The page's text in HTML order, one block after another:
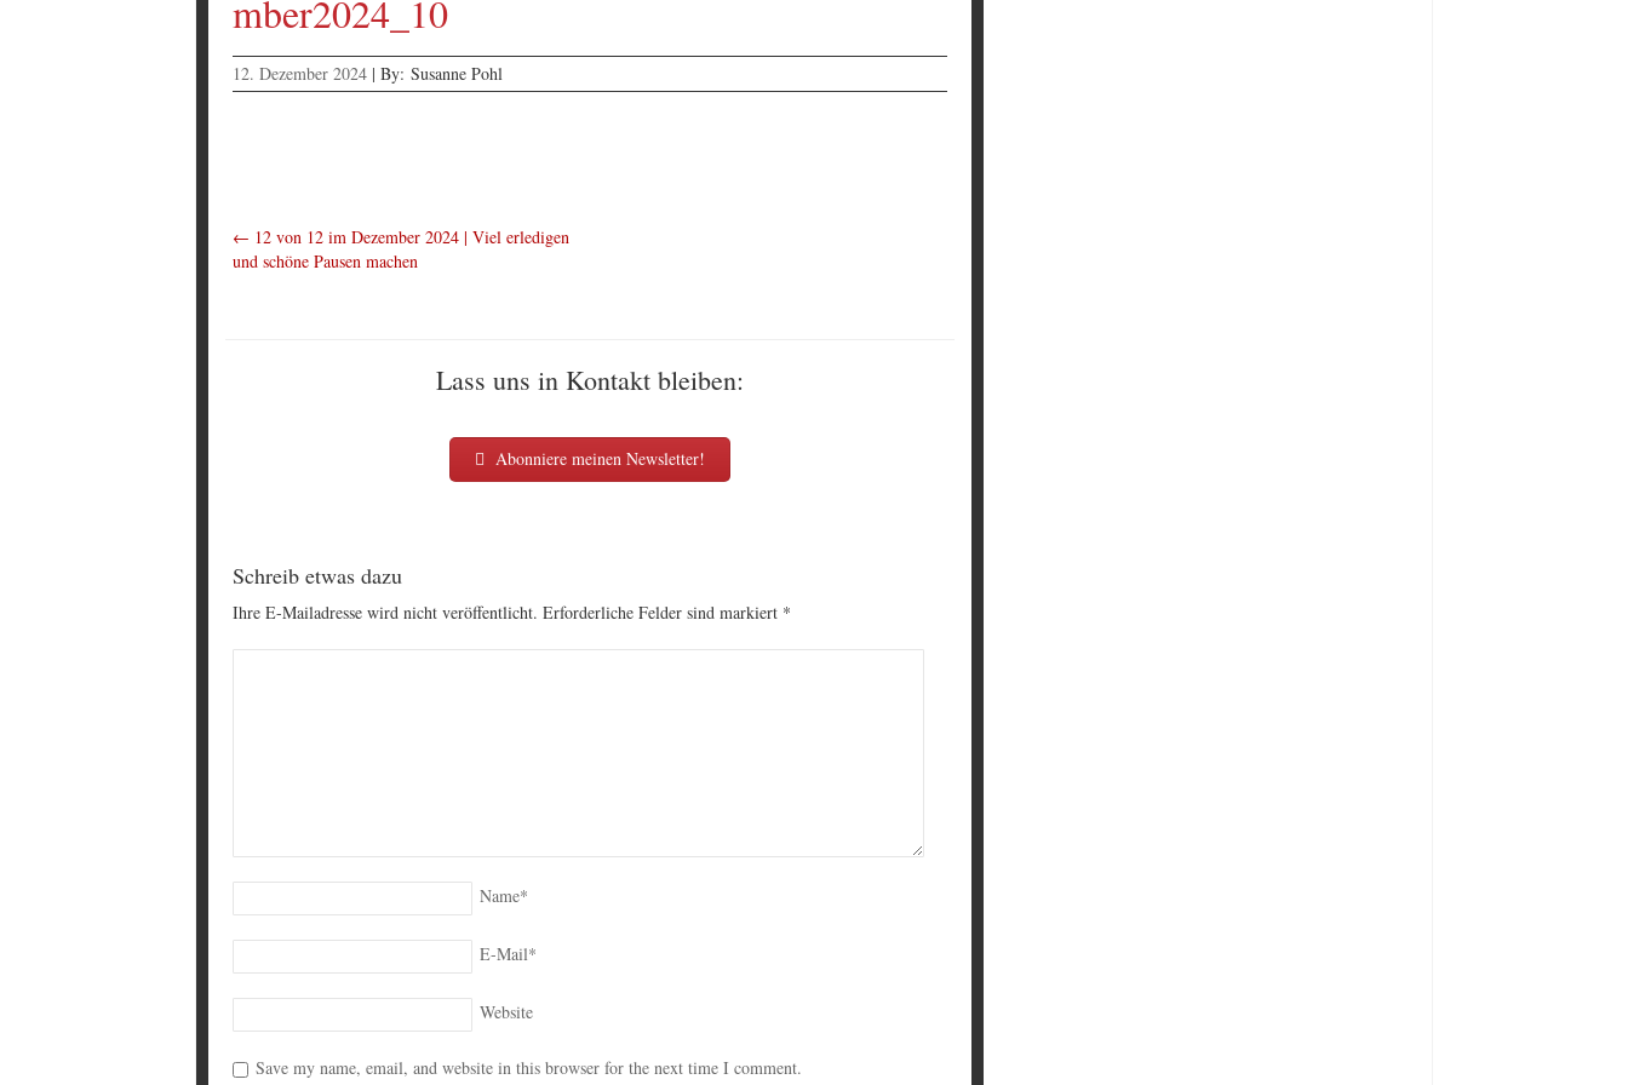
mber2024_10
12. Dezember 2024 | By: Susanne Pohl
← 12 von 12 im Dezember 2024 | Viel erledigen
und schöne Pausen machen
Lass uns in Kontakt bleiben:
Abonniere meinen Newsletter!
Schreib etwas dazu
Ihre E-Mailadresse wird nicht veröffentlicht. Erforderliche Felder sind markiert *
Name*
E-Mail*
Website
Save my name, email, and website in this browser for the next time I comment.